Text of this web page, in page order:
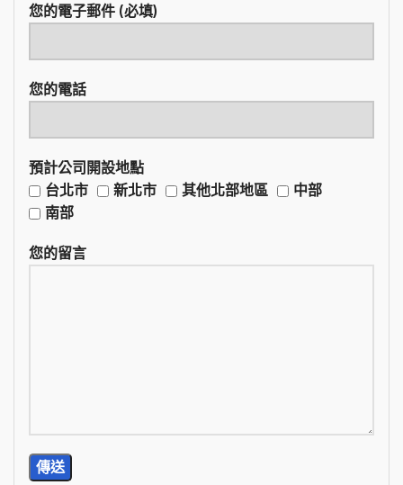
您的電子郵件 (必填)
您的電話
預計公司開設地點
台北市
新北市 其他北部地區
中部
南部
您的留言